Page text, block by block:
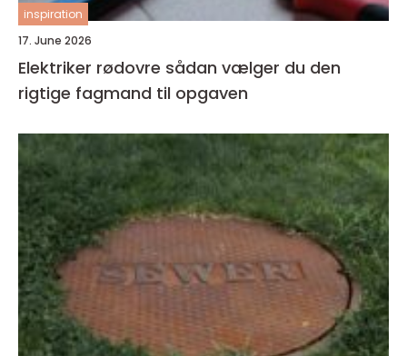
inspiration
17. June 2026
Elektriker rødovre sådan vælger du den
rigtige fagmand til opgaven